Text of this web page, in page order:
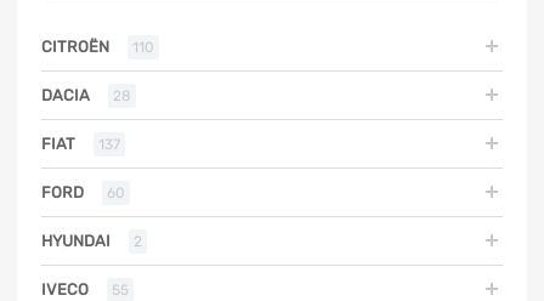
CITROËN 110
DACIA 28
FIAT 137
FORD 60
HYUNDAI 2
IVECO 55